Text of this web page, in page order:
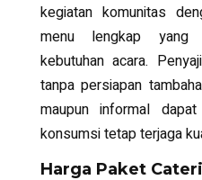
kegiatan komunitas
menu lengkap yang
kebutuhan acara.
tanpa persiapan
maupun informal
konsumsi tetap terjaga
Harga Paket